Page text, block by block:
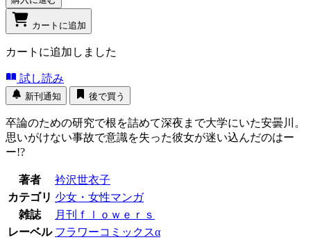
カートに追加
カートに追加しました
試し読み
新刊通知 後で買う
卒論のための研究で根を詰めて深夜まで大学にいた安曇川。
思いがけない事故で意識を失った彼女が迷い込んだのはー
ー!?
著者
衿沢世衣子
カテゴリ 少女・女性マンガ
雑誌
月刊ｆｌｏｗｅｒｓ
レーベル フラワーコミックスα